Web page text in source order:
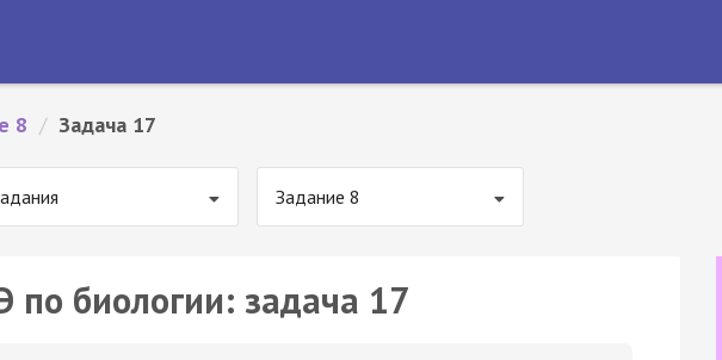
8 / Задача 17
Задание 8
по биологии: задача 17